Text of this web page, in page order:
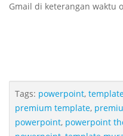
Gmail di keterangan waktu
Tags: powerpoint,
premium template,
powerpoint, powerpoint